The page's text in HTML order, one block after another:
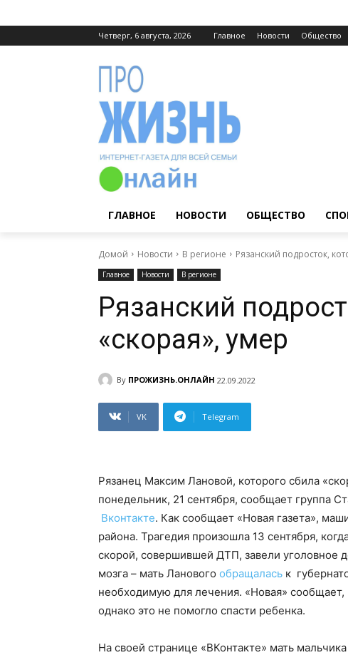
Четверг, 6 августа, 2026 Главное Новости Общество
ГЛАВНОЕ НОВОСТИ ОБЩЕСТВО
Домой Новости В регионе Рязанский подросток,
Главное Новости В регионе
Рязанский
«скорая», умер
By ПРОЖИЗНЬ.ОНЛАЙН 22.09.2022
VK Telegram
Рязанец Максим Лановой, которого сбила
понедельник, 21 сентября, сообщает группа
Вконтакте. Как сообщает «Новая газета»,
района. Трагедия произошла 13 сентября,
скорой, совершившей ДТП, завели уголовное
мозга – мать Ланового обращалась к
необходимую для лечения. «Новая»
однако это не помогло спасти ребенка.
На своей странице «ВКонтакте» мать